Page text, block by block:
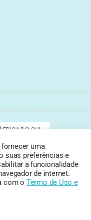
ÁFRICA DO SUL
TURQUIA
uma
suas preferências e
a funcionalidade
de internet.
com o Termo de Usoe